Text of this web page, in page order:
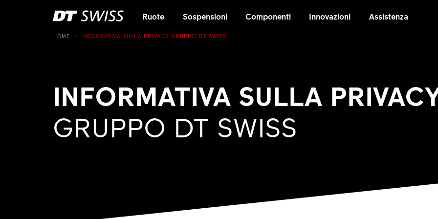
Ruote Sospensioni Componenti Innovazioni Assistenza
HOME INFORMATIVA SULLA PRIVACY GRUPPO DT SWISS
INFORMATIVA SULLA
GRUPPO DT SWISS